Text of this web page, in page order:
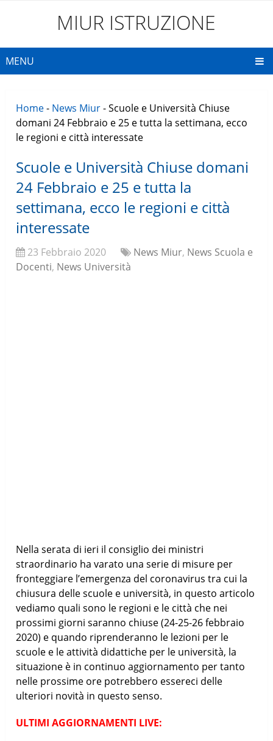
MIUR ISTRUZIONE
MENU
Home- News Miur-Scuole e Università Chiuse
domani 24 Febbraio e 25 e tutta la settimana, ecco
le regioni e città interessate
Scuole e Università Chiuse domani
24 Febbraio e 25 e tutta la
settimana, ecco le regioni e città
interessate
23 Febbraio 2020 News Miur, News Scuola e
Docenti, News Università
Nella serata di ieri il consiglio dei ministri
straordinario ha varato una serie di misure per
fronteggiare l’emergenza del coronavirus tra cui la
chiusura delle scuole e università, in questo articolo
vediamo quali sono le regioni e le città che nei
prossimi giorni saranno chiuse (24-25-26 febbraio
2020) e quando riprenderanno le lezioni per le
scuole e le attività didattiche per le università, la
situazione è in continuo aggiornamento per tanto
nelle prossime ore potrebbero essereci delle
ulteriori novità in questo senso.
ULTIMI AGGIORNAMENTI LIVE: